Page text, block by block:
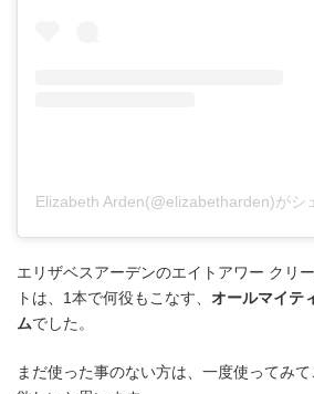
Elizabeth Arden(@elizabetharden)がシ
エリザベスアーデンのエイトアワー クリ
トは、1本で何役もこなす、 オールマイテ
ムでした。
まだ使った事のない方は、一度使ってみ